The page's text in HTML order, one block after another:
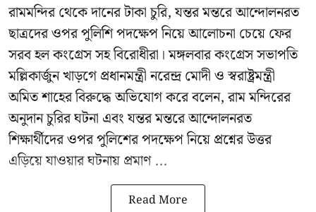
রামমন্দির থেকে দানের টাকা চুরি, যন্তর মন্তরে আন্দোলনরত
ছাত্রদের ওপর পুলিশি পদক্ষেপ নিয়ে আলোচনা চেয়ে ফের
সরব হল কংগ্রেস সহ বিরোধীরা। মঙ্গলবার কংগ্রেস সভাপতি
মল্লিকার্জুন খাড়গে প্রধানমন্ত্রী নরেন্দ্র মোদী ও স্বরাষ্ট্রমন্ত্রী
অমিত শাহের বিরুদ্ধে অভিযোগ করে বলেন, রাম মন্দিরের
অনুদান চুরির ঘটনা এবং যন্তর মন্তরে আন্দোলনরত
শিক্ষার্থীদের ওপর পুলিশের পদক্ষেপ নিয়ে প্রশ্নের উত্তর
এড়িয়ে যাওয়ার ঘটনায় প্রমাণ ...
Read More